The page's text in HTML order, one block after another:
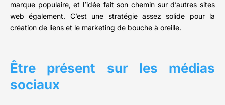
marque populaire, et l’idée fait son chemin sur d’autres sites
web également. C’est une stratégie assez solide pour la
création de liens et le marketing de bouche à oreille.
Être présent sur les médias
sociaux